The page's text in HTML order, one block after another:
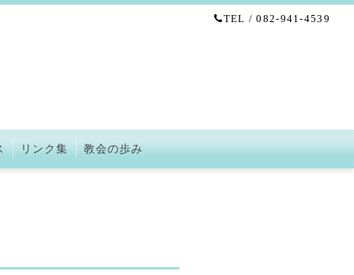
TEL / 082-941-4539
リンク集 教会の歩み